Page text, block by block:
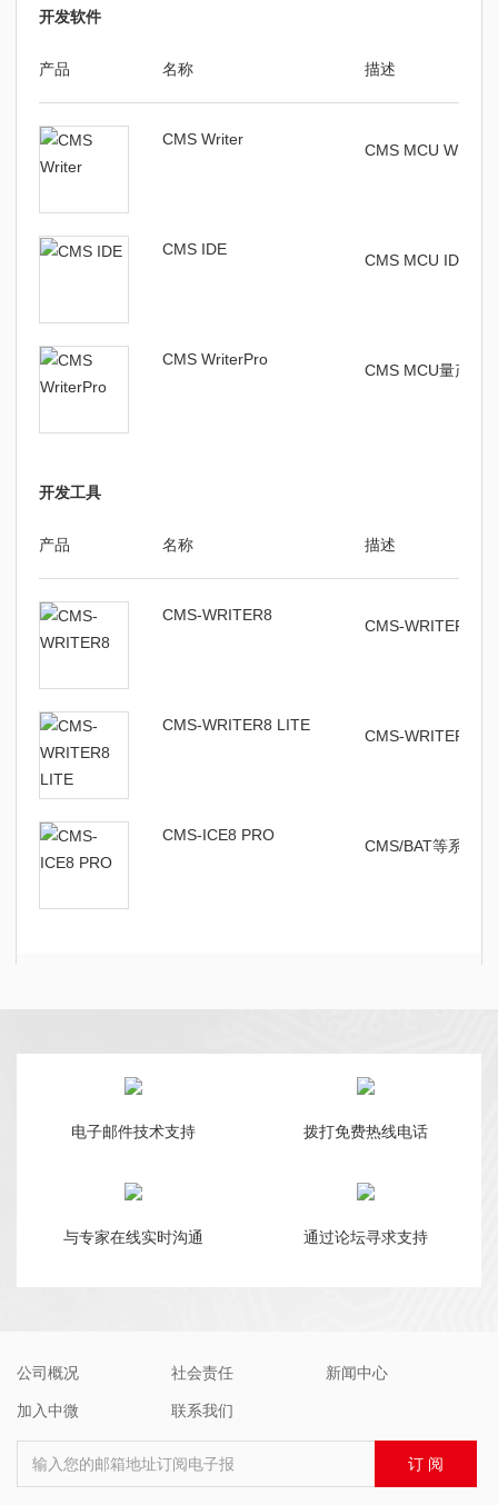
开发软件
产品 名称 描述
CMS Writer
CMS MCU Writer
CMS IDE
CMS MCU IDE编
CMS WriterPro
CMS MCU量产烧
开发工具
产品 名称 描述
CMS-WRITER8
CMS-WRITER8
CMS-WRITER8 LITE
CMS-WRITER8
CMS-ICE8 PRO
CMS/BAT等系列
电子邮件技术支持 拨打免费热线电话
与专家在线实时沟通 通过论坛寻求支持
公司概况 社会责任 新闻中心
加入中微 联系我们
输入您的邮箱地址订阅电子报 订 阅